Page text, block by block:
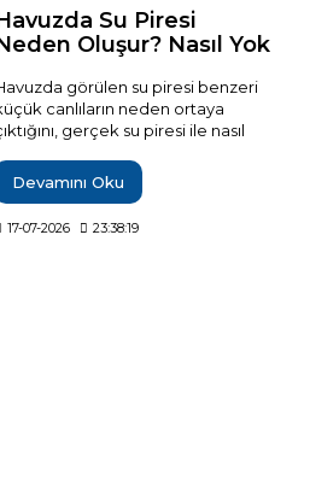
detaylı olarak
açıklanmaktadır.
Su Piresi
Oluşur? Nasıl Yok
görülen su piresi benzeri
canlıların neden ortaya
gerçek su piresi ile nasıl
ve sorunun tekrar
önlemek için
ayrıntılı olarak öğrenin.
Devamını Oku
17-07-2026 23:38:19